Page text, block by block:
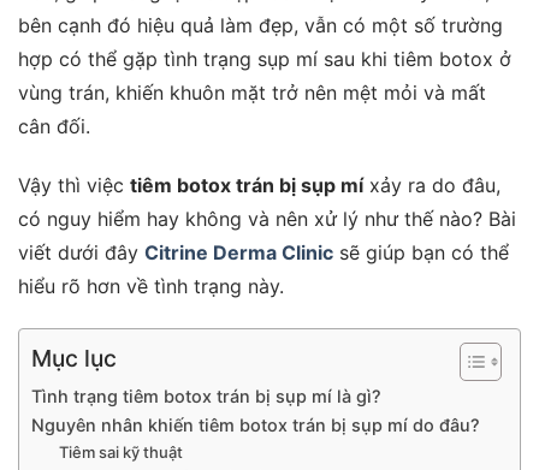
bên cạnh đó hiệu quả làm đẹp, vẫn có một số trường
hợp có thể gặp tình trạng sụp mí sau khi tiêm botox ở
vùng trán, khiến khuôn mặt trở nên mệt mỏi và mất
cân đối.
Vậy thì việc tiêm botox trán bị sụp míxảy ra do đâu,
có nguy hiểm hay không và nên xử lý như thế nào? Bài
viết dưới đây Citrine Derma Clinic sẽ giúp bạn có thể
hiểu rõ hơn về tình trạng này.
Mục lục
Tình trạng tiêm botox trán bị sụp mí là gì?
Nguyên nhân khiến tiêm botox trán bị sụp mí do đâu?
Tiêm sai kỹ thuật